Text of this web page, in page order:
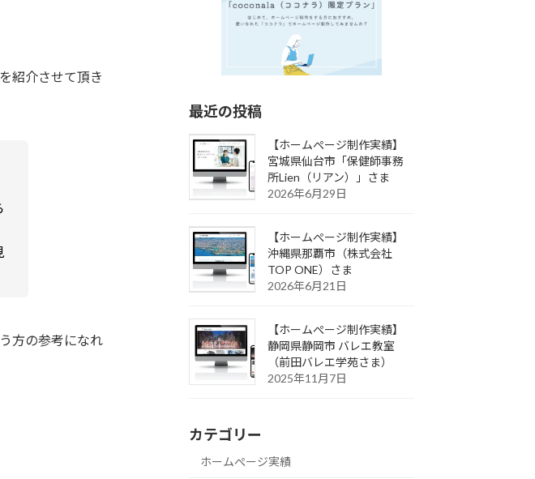
紹介させて頂き
方の参考になれ
最近の投稿
【ホームぺージ制作実績】
宮城県仙台市「保健師事務
所Lien（リアン）」さま
2026年6月29日
【ホームぺージ制作実績】
沖縄県那覇市（株式会社
TOP ONE）さま
2026年6月21日
【ホームぺージ制作実績】
静岡県静岡市 バレエ教室
（前田バレエ学苑さま）
2025年11月7日
カテゴリー
ホームぺージ実績